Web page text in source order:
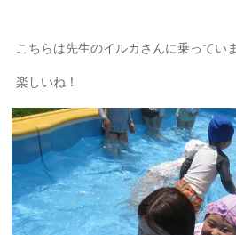
こちらは先生のイルカさんに乗ってい
楽しいね！